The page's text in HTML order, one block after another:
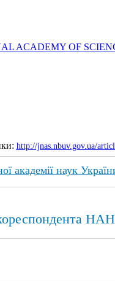
ACADEMY OF
http://jnas.nbuv.gov.ua/
академії наук